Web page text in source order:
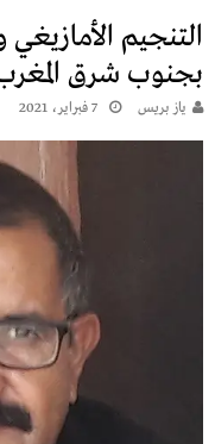
التنجيم
بجنوب شرق
يـاز بريـس 7 فبراير، 2021